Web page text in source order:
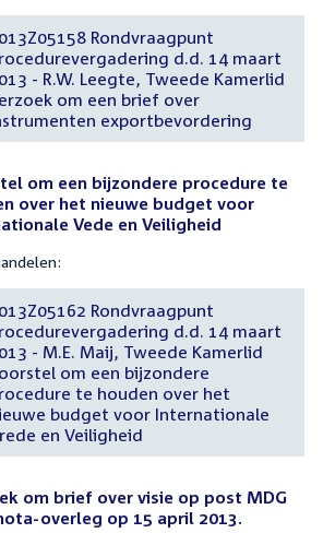
Rondvraagpunt
d.d. 14 maart
- R.W. Leegte, Tweede Kamerlid
om een brief over
exportbevordering
om een bijzondere procedure te
over het nieuwe budget voor
Vede en Veiligheid
Rondvraagpunt
d.d. 14 maart
- M.E. Maij, Tweede Kamerlid
om een bijzondere
te houden over het
voor Internationale
en Veiligheid
om brief over visie op post MDG
overleg op 15 april 2013.